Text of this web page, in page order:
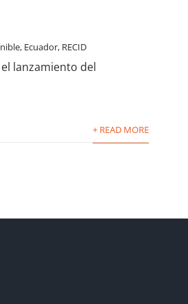
, Ecuador, RECID
lanzamiento del
+ READ MORE